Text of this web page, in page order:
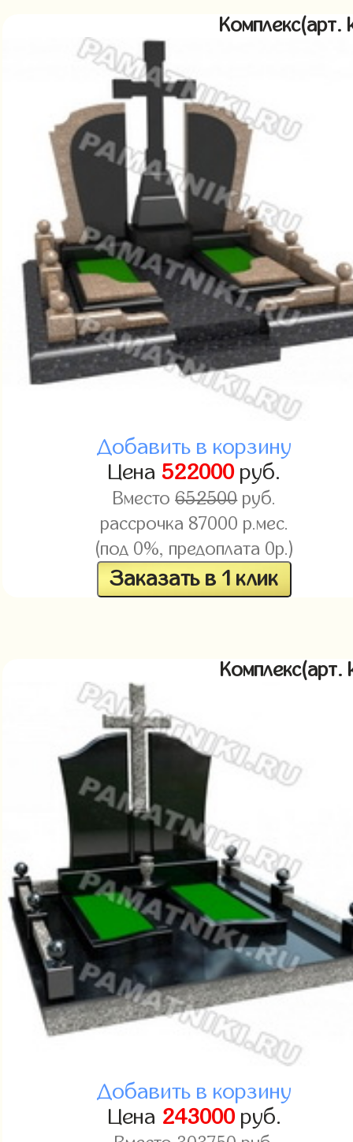
Добавить в корзину
Цена 522000руб.
Вместо652500руб.
рассрочка 87000 р.мес.
(под 0%, предоплата 0р.)
Заказать в 1 клик
Добавить в корзину
Цена 243000руб.